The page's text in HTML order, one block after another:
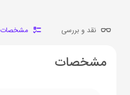
نقد و بررسی مشخصات
مشخصات